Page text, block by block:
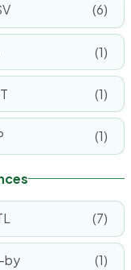
6
1
1
1
7
by 1